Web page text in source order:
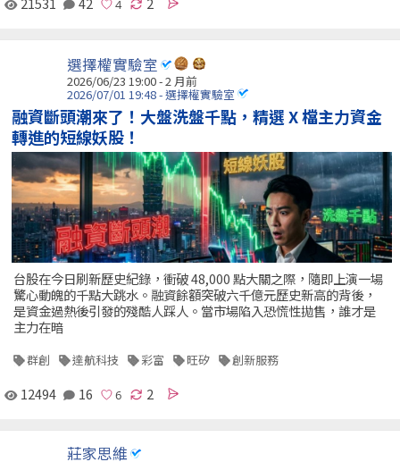
選擇權實驗室
2026/06/23 19:00 - 2 月前
2026/07/01 19:48 - 選擇權實驗室
融資斷頭潮來了！大盤洗盤千點，精選 X 檔主力資金
轉進的短線妖股！
台股在今日刷新歷史紀錄，衝破 48,000 點大關之際，隨即上演一場
驚心動魄的千點大跳水。融資餘額突破六千億元歷史新高的背後，
是資金過熱後引發的殘酷人踩人。當市場陷入恐慌性拋售，誰才是
主力在暗
群創 達航科技 彩富 旺矽 創新服務
12494 16 2
莊家思維